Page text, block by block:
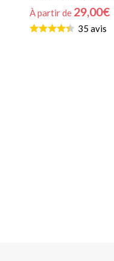
À partir de 29,00€
Choix Du Programme
35 avis